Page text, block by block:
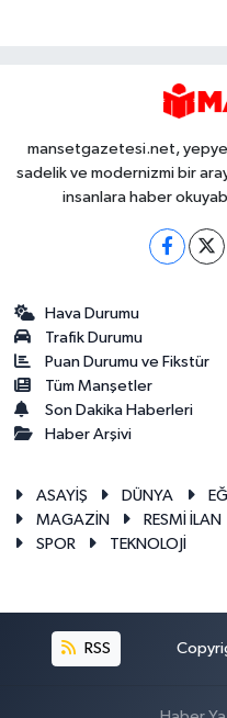
mansetgazetesi.net,
sadelik ve modernizmi bir
insanlara haber
Hava Durumu
Trafik Durumu
Puan Durumu ve Fikstür
Tüm Manşetler
Son Dakika Haberleri
Haber Arşivi
ASAYİŞ DÜNYA
MAGAZİN
RESMİ İLAN
SPOR
TEKNOLOJİ
RSS